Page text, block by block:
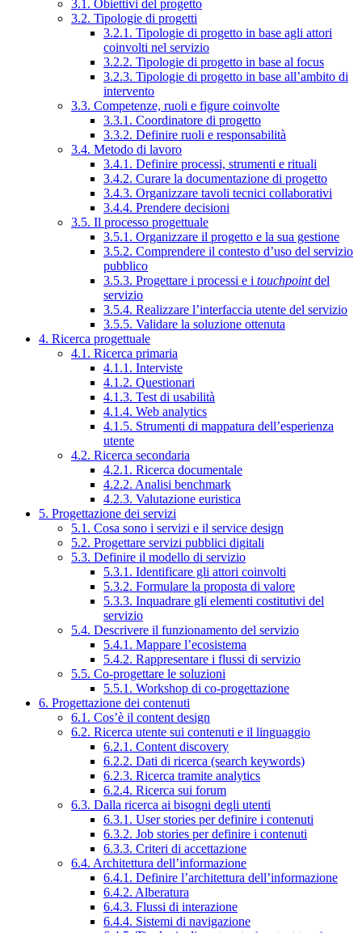
3.1. Obiettivi del progetto
3.2. Tipologie di progetti
3.2.1. Tipologie di progetto in base agli attori
coinvolti nel servizio
3.2.2. Tipologie di progetto in base al focus
3.2.3. Tipologie di progetto in base all’ambito di
intervento
3.3. Competenze, ruoli e figure coinvolte
3.3.1. Coordinatore di progetto
3.3.2. Definire ruoli e responsabilità
3.4. Metodo di lavoro
3.4.1. Definire processi, strumenti e rituali
3.4.2. Curare la documentazione di progetto
3.4.3. Organizzare tavoli tecnici collaborativi
3.4.4. Prendere decisioni
3.5. Il processo progettuale
3.5.1. Organizzare il progetto e la sua gestione
3.5.2. Comprendere il contesto d’uso del servizio
pubblico
3.5.3. Progettare i processi e i touchpointdel
servizio
3.5.4. Realizzare l’interfaccia utente del servizio
3.5.5. Validare la soluzione ottenuta
4. Ricerca progettuale
4.1. Ricerca primaria
4.1.1. Interviste
4.1.2. Questionari
4.1.3. Test di usabilità
4.1.4. Web analytics
4.1.5. Strumenti di mappatura dell’esperienza
utente
4.2. Ricerca secondaria
4.2.1. Ricerca documentale
4.2.2. Analisi benchmark
4.2.3. Valutazione euristica
5. Progettazione dei servizi
5.1. Cosa sono i servizi e il service design
5.2. Progettare servizi pubblici digitali
5.3. Definire il modello di servizio
5.3.1. Identificare gli attori coinvolti
5.3.2. Formulare la proposta di valore
5.3.3. Inquadrare gli elementi costitutivi del
servizio
5.4. Descrivere il funzionamento del servizio
5.4.1. Mappare l’ecosistema
5.4.2. Rappresentare i flussi di servizio
5.5. Co-progettare le soluzioni
5.5.1. Workshop di co-progettazione
6. Progettazione dei contenuti
6.1. Cos’è il content design
6.2. Ricerca utente sui contenuti e il linguaggio
6.2.1. Content discovery
6.2.2. Dati di ricerca (search keywords)
6.2.3. Ricerca tramite analytics
6.2.4. Ricerca sui forum
6.3. Dalla ricerca ai bisogni degli utenti
6.3.1. User stories per definire i contenuti
6.3.2. Job stories per definire i contenuti
6.3.3. Criteri di accettazione
6.4. Architettura dell’informazione
6.4.1. Definire l’architettura dell’informazione
6.4.2. Alberatura
6.4.3. Flussi di interazione
6.4.4. Sistemi di navigazione